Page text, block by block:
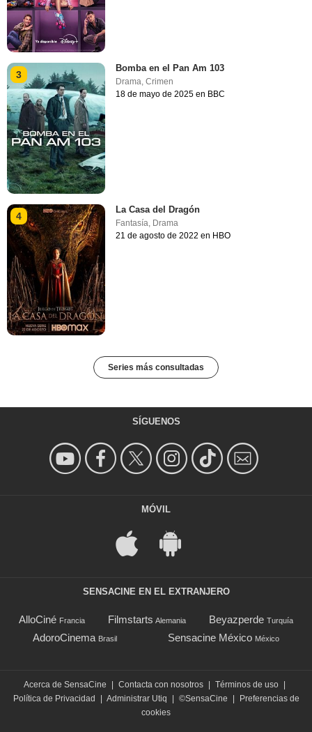
3
Bomba en el Pan Am 103
Drama ,Crimen
18 de mayo de 2025 en BBC
4
La Casa del Dragón
Fantasía, Drama
21 de agosto de 2022 en HBO
Series más consultadas
SÍGUENOS
MÓVIL
SENSACINE EN EL EXTRANJERO
AlloCiné Francia Filmstarts Alemania Beyazperde Turquía
AdoroCinema Brasil Sensacine México México
Acerca de SensaCine Contacta con nosotros Términos de uso
Política de Privacidad
Administrar Utiq ©SensaCine
Preferencias de
cookies